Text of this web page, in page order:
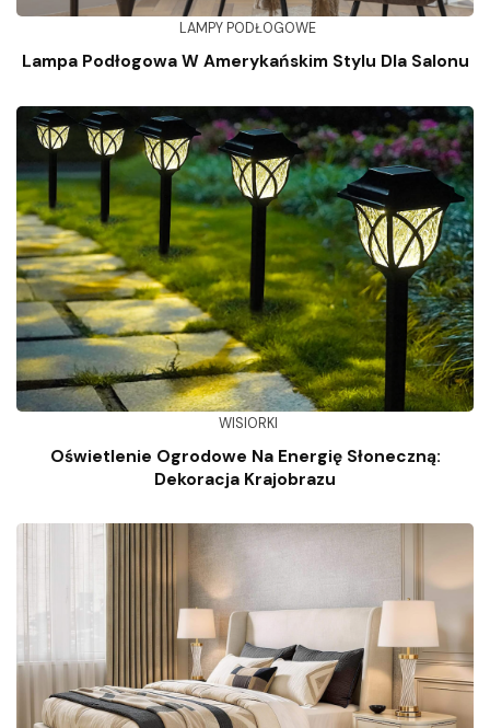
LAMPY PODŁOGOWE
Lampa Podłogowa W Amerykańskim Stylu Dla Salonu
WISIORKI
Oświetlenie Ogrodowe Na Energię Słoneczną:
Dekoracja Krajobrazu